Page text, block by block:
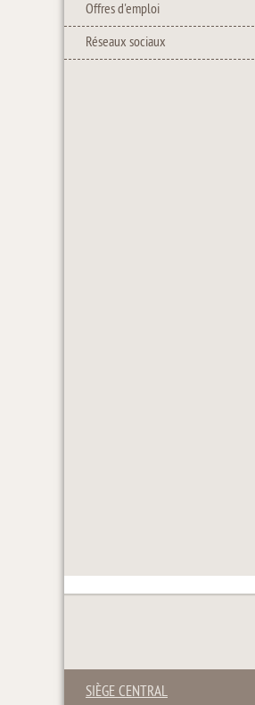
Offres d'emploi
Réseaux sociaux
SIÈGE CENTRAL